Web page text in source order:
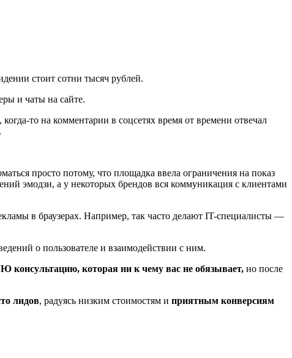
стоит сотни тысяч рублей.
и чаты на сайте.
то на комментарии в соцсетях время от времени отвечал
просто потому, что площадка ввела ограничения на показ
эмодзи, а у некоторых брендов вся коммуникация с клиентами
в браузерах. Например, так часто делают IT-специалисты —
о пользователе и взаимодействии с ним.
которая ни к чему вас не обязывает, но после
лидов, радуясь низким стоимостям и приятным конверсиям